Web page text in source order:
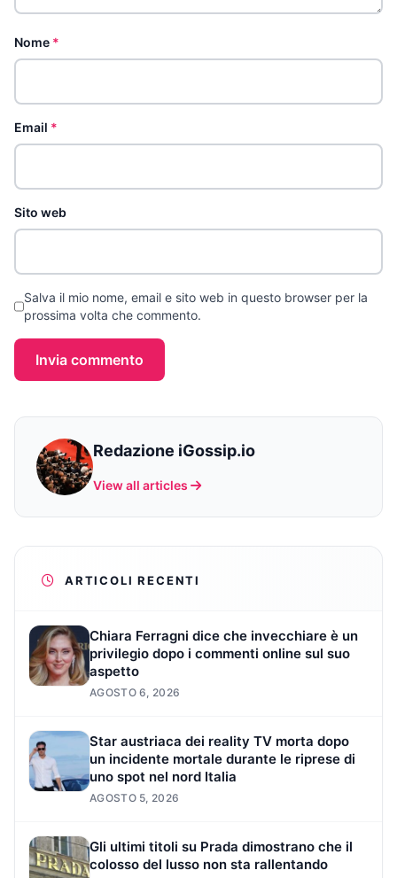
Nome *
Email *
Sito web
Salva il mio nome, email e sito web in questo browser per la
prossima volta che commento.
Invia commento
Redazione iGossip.io
View all articles
ARTICOLI RECENTI
Chiara Ferragni dice che invecchiare è un
privilegio dopo i commenti online sul suo
aspetto
AGOSTO 6, 2026
Star austriaca dei reality TV morta dopo
un incidente mortale durante le riprese di
uno spot nel nord Italia
AGOSTO 5, 2026
Gli ultimi titoli su Prada dimostrano che il
colosso del lusso non sta rallentando